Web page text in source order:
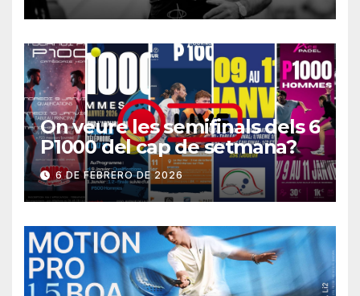
On veure les semifinals dels 6
P1000 del cap de setmana?
6 DE FEBRERO DE 2026